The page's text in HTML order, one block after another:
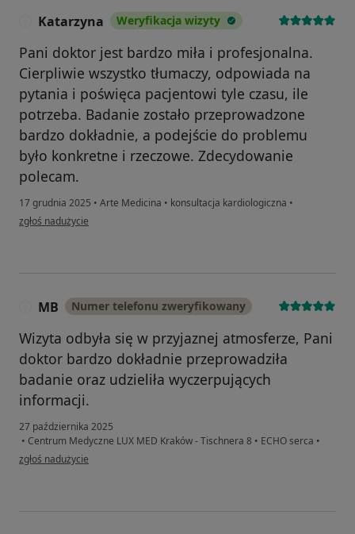
Katarzyna Weryfikacja wizyty
Pani doktor jest bardzo miła i profesjonalna.
Cierpliwie wszystko tłumaczy, odpowiada na
pytania i poświęca pacjentowi tyle czasu, ile
potrzeba. Badanie zostało przeprowadzone
bardzo dokładnie, a podejście do problemu
było konkretne i rzeczowe. Zdecydowanie
polecam.
17 grudnia 2025 • Arte Medicina • konsultacja kardiologiczna •
w opinii użytkownika Katarzyna
zgłoś nadużycie
MB Numer telefonu zweryfikowany
Wizyta odbyła się w przyjaznej atmosferze, Pani
doktor bardzo dokładnie przeprowadziła
badanie oraz udzieliła wyczerpujących
informacji.
27 października 2025
• Centrum Medyczne LUX MED Kraków - Tischnera 8 • ECHO serca •
w opinii użytkownika MB
zgłoś nadużycie